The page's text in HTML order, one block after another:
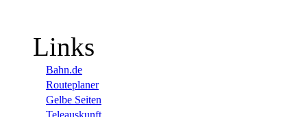
Links
Bahn.de
Routeplaner
Gelbe Seiten
Teleauskunft